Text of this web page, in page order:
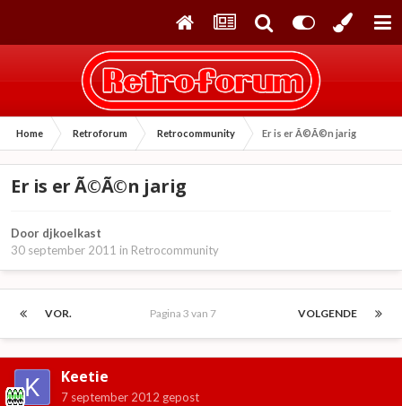
Home Retroforum Retrocommunity Er is er Ã©Ã©n jarig
Er is er Ã©Ã©n jarig
Door djkoelkast
30 september 2011 in Retrocommunity
VOR. VOLGENDE
Pagina 3 van 7
Keetie
7 september 2012 gepost